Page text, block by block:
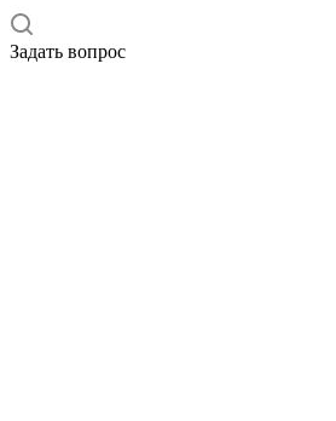
Задать вопрос